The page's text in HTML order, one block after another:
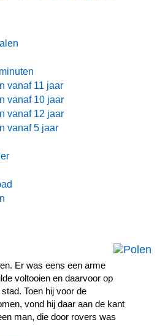
vanaf 11 jaar
vanaf 10 jaar
vanaf 12 jaar
vanaf 5 jaar
Er was eens een arme
voltooien en daarvoor op
Toen hij voor de
vond hij daar aan de kant
man, die door rovers was